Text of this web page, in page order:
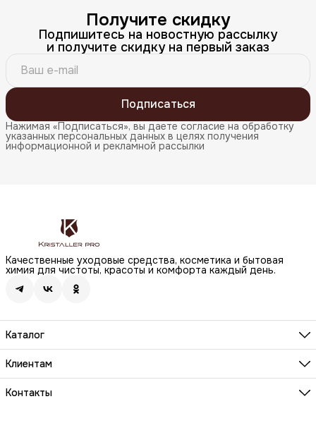
Получите скидку
Подпишитесь на новостную рассылку
и получите скидку на первый заказ
Подписаться
Нажимая «Подписаться», вы даете согласие на обработку
указанных персональных данных в целях получения
информационной и рекламной рассылки
Качественные уходовые средства, косметика и бытовая
химия для чистоты, красоты и комфорта каждый день.
Каталог
Бренды
Волосы
Макияж
Клиентам
О компании
Реквизиты
Контакты